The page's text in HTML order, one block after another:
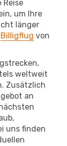
um Ihre
länger
Billigflug von
weltweit
Zusätzlich
an
uns finden